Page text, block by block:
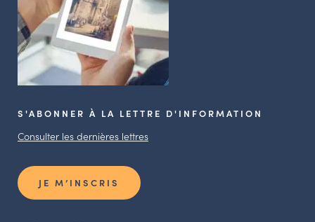
S'ABONNER À LA LETTRE D'INFORMATION
Consulter les dernières lettres
JE M’INSCRIS